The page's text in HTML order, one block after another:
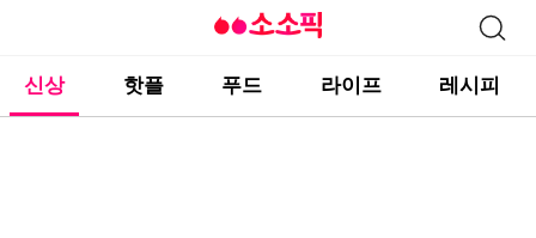
신상 핫플 푸드 라이프 레시피